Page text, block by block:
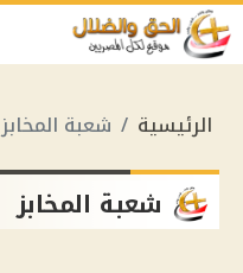
الرئيسية شعبة المخابز
شعبة المخابز